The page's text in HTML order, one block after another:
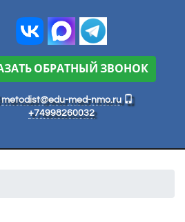
ОБРАТНЫЙ ЗВОНОК
metodist@edu-med-nmo.ru
+74998260032